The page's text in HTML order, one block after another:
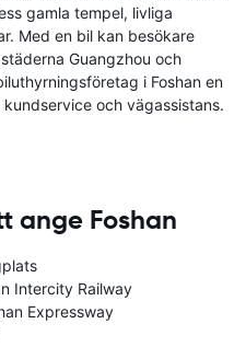
gamla tempel, livliga
Med en bil kan besökare
Guangzhou och
i Foshan en
och vägassistans.
ange Foshan
Intercity Railway
Expressway